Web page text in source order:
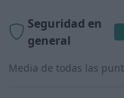
Seguridad en
general
Media de todas las